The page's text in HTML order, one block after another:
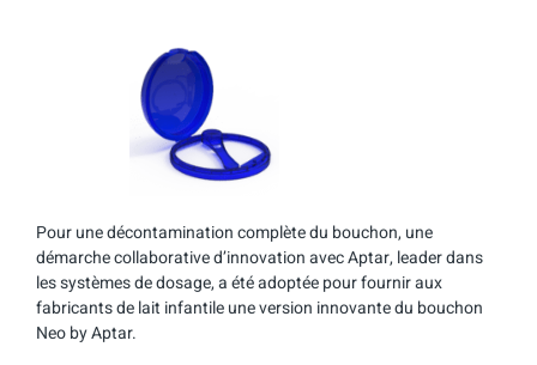
Pour une décontamination complète du bouchon, une
démarche collaborative d’innovation avec Aptar, leader dans
les systèmes de dosage, a été adoptée pour fournir aux
fabricants de lait infantile une version innovante du bouchon
Neo by Aptar.